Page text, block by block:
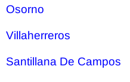
Osorno
Villaherreros
Santillana De Campos